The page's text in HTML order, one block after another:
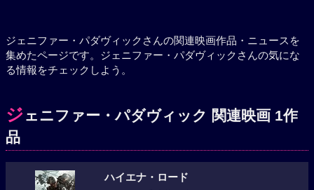
ジェニファー・パダヴィックさんの関連映画作品・ニュースを
集めたページです。ジェニファー・パダヴィックさんの気にな
る情報をチェックしよう。
ジ ェニファー・パダヴィック 関連映画 1作
品
ハイエナ・ロード